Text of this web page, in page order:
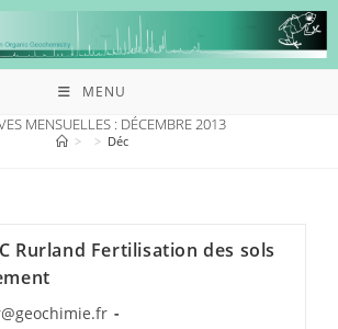
MENU
MENSUELLES : DÉCEMBRE 2013
> > Déc
Rurland Fertilisation des sols